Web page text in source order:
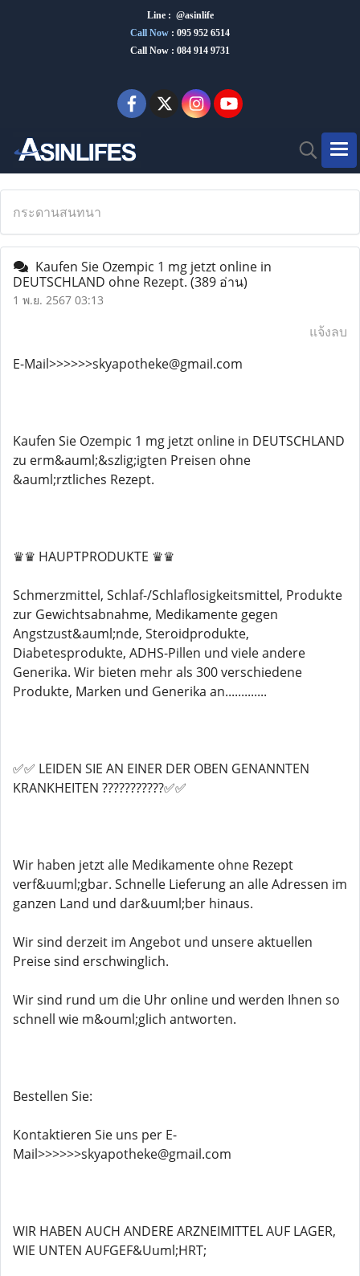
Line : @asinlife
Call Now : 095 952 6514
Call Now : 084 914 9731
กระดานสนทนา
Kaufen Sie Ozempic 1 mg jetzt online in
DEUTSCHLAND ohne Rezept. (389 อ่าน)
1 พ.ย. 2567 03:13
แจ้งลบ
E-Mail>>>>>>skyapotheke@gmail.com
Kaufen Sie Ozempic 1 mg jetzt online in DEUTSCHLAND
zu erm&auml;&szlig;igten Preisen ohne
&auml;rztliches Rezept.
♛♛ HAUPTPRODUKTE ♛♛
Schmerzmittel, Schlaf-/Schlaflosigkeitsmittel, Produkte
zur Gewichtsabnahme, Medikamente gegen
Angstzust&auml;nde, Steroidprodukte,
Diabetesprodukte, ADHS-Pillen und viele andere
Generika. Wir bieten mehr als 300 verschiedene
Produkte, Marken und Generika an.............
✅✅ LEIDEN SIE AN EINER DER OBEN GENANNTEN
KRANKHEITEN ???????????✅✅
Wir haben jetzt alle Medikamente ohne Rezept
verf&uuml;gbar. Schnelle Lieferung an alle Adressen im
ganzen Land und dar&uuml;ber hinaus.
Wir sind derzeit im Angebot und unsere aktuellen
Preise sind erschwinglich.
Wir sind rund um die Uhr online und werden Ihnen so
schnell wie m&ouml;glich antworten.
Bestellen Sie:
Kontaktieren Sie uns per E-
Mail>>>>>>skyapotheke@gmail.com
WIR HABEN AUCH ANDERE ARZNEIMITTEL AUF LAGER,
WIE UNTEN AUFGEF&Uuml;HRT;